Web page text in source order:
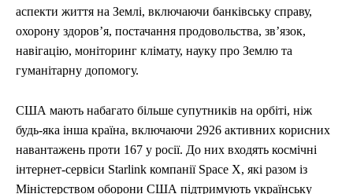
аспекти життя на Землі, включаючи банківську справу,
охорону здоров’я, постачання продовольства, зв’язок,
навігацію, моніторинг клімату, науку про Землю та
гуманітарну допомогу.
США мають набагато більше супутників на орбіті, ніж
будь-яка інша країна, включаючи 2926 активних корисних
навантажень проти 167 у росії. До них входять космічні
інтернет-сервіси Starlink компанії Space X, які разом із
Міністерством оборони США підтримують українську